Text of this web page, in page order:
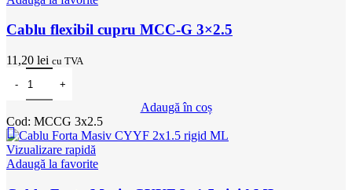
Cablu flexibil cupru MCC-G 3×2.5
11,20 lei cu TVA
Cantitate Cablu flexibil cupru MCC-G 3x2.5
Adaugă în coș
Cod: MCCG 3x2.5
Vizualizare rapidă
Adaugă la favorite